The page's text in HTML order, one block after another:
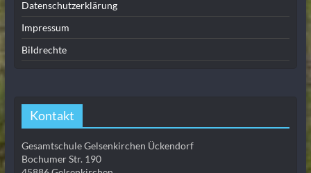
Datenschutzerklärung
Impressum
Bildrechte
Kontakt
Gesamtschule Gelsenkirchen Ückendorf
Bochumer Str. 190